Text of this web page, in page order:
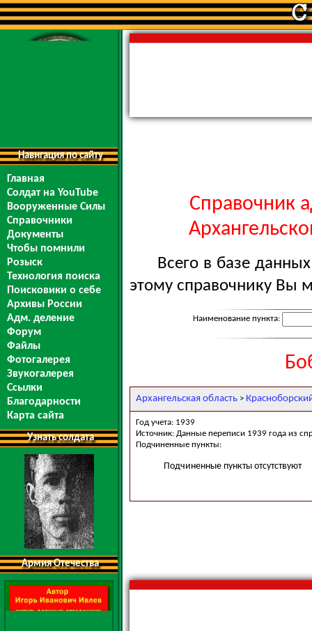
Навигация по сайту
Главная
Солдат на YouTube
Вооруженные Силы
Справочники
Документы
Чтобы помнили
Розыск
Технология поиска
Поисковики о себе
Архивы России
Адм. деление
Форум
Файлы
Фотогалерея
Звукогалерея
Ссылки
Благодарности
Карта сайта
Узнать солдата
Армия Отечества
Справочник
Всего в базе
этому справочнику Вы
Наименование пункта:
Архангельская область >
Год учета: 1939
Источник: Данные переписи 1939 года из
Подчиненные пункты:
Подчиненные пункты отсутствуют